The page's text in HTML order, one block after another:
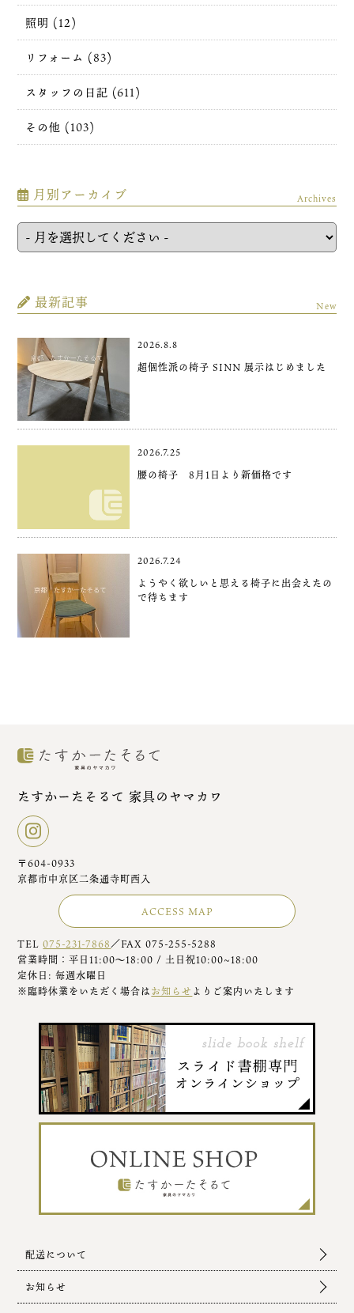
照明 (12)
リフォーム (83)
スタッフの日記 (611)
その他 (103)
月別アーカイブ Archives
最新記事 New
2026.8.8
超個性派の椅子 SINN 展示はじめました
2026.7.25
腰の椅子 8月1日より新価格です
2026.7.24
ようやく欲しいと思える椅子に出会えたの
で待ちます
たすかーたそるて 家具のヤマカワ
〒604-0933
京都市中京区二条通寺町西入
ACCESS MAP
TEL075-231-7868／FAX 075-255-5288
営業時間：平日11:00～18:00 / 土日祝10:00~18:00
定休日: 毎週水曜日
※臨時休業をいただく場合はお知らせ よりご案内いたします
配送について
お知らせ